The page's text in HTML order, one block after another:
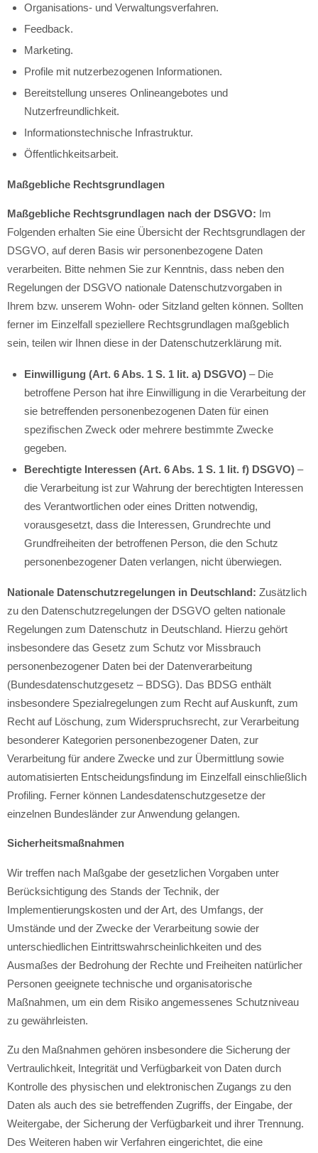
Organisations- und Verwaltungsverfahren.
Feedback.
Marketing.
Profile mit nutzerbezogenen Informationen.
Bereitstellung unseres Onlineangebotes und
Nutzerfreundlichkeit.
Informationstechnische Infrastruktur.
Öffentlichkeitsarbeit.
Maßgebliche Rechtsgrundlagen
Maßgebliche Rechtsgrundlagen nach der DSGVO: Im
Folgenden erhalten Sie eine Übersicht der Rechtsgrundlagen der
DSGVO, auf deren Basis wir personenbezogene Daten
verarbeiten. Bitte nehmen Sie zur Kenntnis, dass neben den
Regelungen der DSGVO nationale Datenschutzvorgaben in
Ihrem bzw. unserem Wohn- oder Sitzland gelten können. Sollten
ferner im Einzelfall speziellere Rechtsgrundlagen maßgeblich
sein, teilen wir Ihnen diese in der Datenschutzerklärung mit.
Einwilligung (Art. 6 Abs. 1 S. 1 lit. a) DSGVO) – Die
betroffene Person hat ihre Einwilligung in die Verarbeitung der
sie betreffenden personenbezogenen Daten für einen
spezifischen Zweck oder mehrere bestimmte Zwecke
gegeben.
Berechtigte Interessen (Art. 6 Abs. 1 S. 1 lit. f) DSGVO) –
die Verarbeitung ist zur Wahrung der berechtigten Interessen
des Verantwortlichen oder eines Dritten notwendig,
vorausgesetzt, dass die Interessen, Grundrechte und
Grundfreiheiten der betroffenen Person, die den Schutz
personenbezogener Daten verlangen, nicht überwiegen.
Nationale Datenschutzregelungen in Deutschland: Zusätzlich
zu den Datenschutzregelungen der DSGVO gelten nationale
Regelungen zum Datenschutz in Deutschland. Hierzu gehört
insbesondere das Gesetz zum Schutz vor Missbrauch
personenbezogener Daten bei der Datenverarbeitung
(Bundesdatenschutzgesetz – BDSG). Das BDSG enthält
insbesondere Spezialregelungen zum Recht auf Auskunft, zum
Recht auf Löschung, zum Widerspruchsrecht, zur Verarbeitung
besonderer Kategorien personenbezogener Daten, zur
Verarbeitung für andere Zwecke und zur Übermittlung sowie
automatisierten Entscheidungsfindung im Einzelfall einschließlich
Profiling. Ferner können Landesdatenschutzgesetze der
einzelnen Bundesländer zur Anwendung gelangen.
Sicherheitsmaßnahmen
Wir treffen nach Maßgabe der gesetzlichen Vorgaben unter
Berücksichtigung des Stands der Technik, der
Implementierungskosten und der Art, des Umfangs, der
Umstände und der Zwecke der Verarbeitung sowie der
unterschiedlichen Eintrittswahrscheinlichkeiten und des
Ausmaßes der Bedrohung der Rechte und Freiheiten natürlicher
Personen geeignete technische und organisatorische
Maßnahmen, um ein dem Risiko angemessenes Schutzniveau
zu gewährleisten.
Zu den Maßnahmen gehören insbesondere die Sicherung der
Vertraulichkeit, Integrität und Verfügbarkeit von Daten durch
Kontrolle des physischen und elektronischen Zugangs zu den
Daten als auch des sie betreffenden Zugriffs, der Eingabe, der
Weitergabe, der Sicherung der Verfügbarkeit und ihrer Trennung.
Des Weiteren haben wir Verfahren eingerichtet, die eine